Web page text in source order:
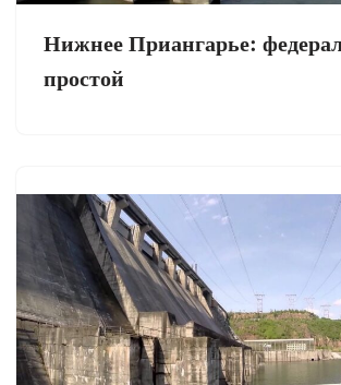
Нижнее Приангарье:
простой